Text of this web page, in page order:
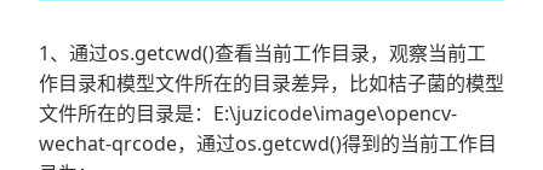
1、通过os.getcwd()查看当前工作目录，观察当前工
作目录和模型文件所在的目录差异，比如桔子菌的模型
文件所在的目录是：E:\juzicode\image\opencv-
wechat-qrcode，通过os.getcwd()得到的当前工作目